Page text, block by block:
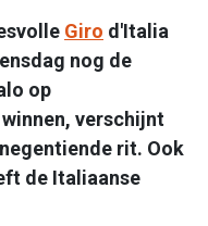
Giro d'Italia
nog de
op
verschijnt
rit. Ook
de Italiaanse